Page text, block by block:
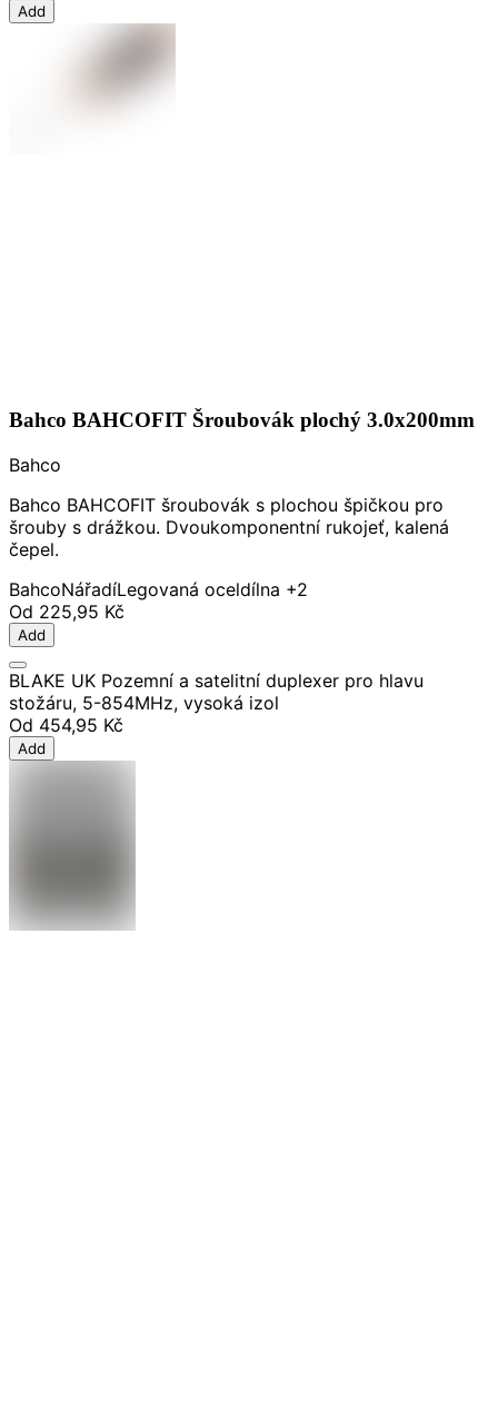
Add
Bahco BAHCOFIT Šroubovák plochý 3.0x200mm
Bahco
Bahco BAHCOFIT šroubovák s plochou špičkou pro
šrouby s drážkou. Dvoukomponentní rukojeť, kalená
čepel.
BahcoNářadíLegovaná oceldílna +2
Od 225,95 Kč
Add
BLAKE UK Pozemní a satelitní duplexer pro hlavu
stožáru, 5-854MHz, vysoká izol
Od 454,95 Kč
Add